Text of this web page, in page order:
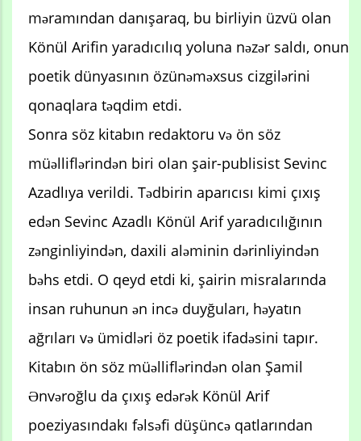
məramından danışaraq, bu birliyin üzvü olan
Könül Arifin yaradıcılıq yoluna nəzər saldı, onun
poetik dünyasının özünəməxsus cizgilərini
qonaqlara təqdim etdi.
Sonra söz kitabın redaktoru və ön söz
müəlliflərindən biri olan şair-publisist Sevinc
Azadlıya verildi. Tədbirin aparıcısı kimi çıxış
edən Sevinc Azadlı Könül Arif yaradıcılığının
zənginliyindən, daxili aləminin dərinliyindən
bəhs etdi. O qeyd etdi ki, şairin misralarında
insan ruhunun ən incə duyğuları, həyatın
ağrıları və ümidləri öz poetik ifadəsini tapır.
Kitabın ön söz müəlliflərindən olan Şamil
Ənvəroğlu da çıxış edərək Könül Arif
poeziyasındakı fəlsəfi düşüncə qatlarından